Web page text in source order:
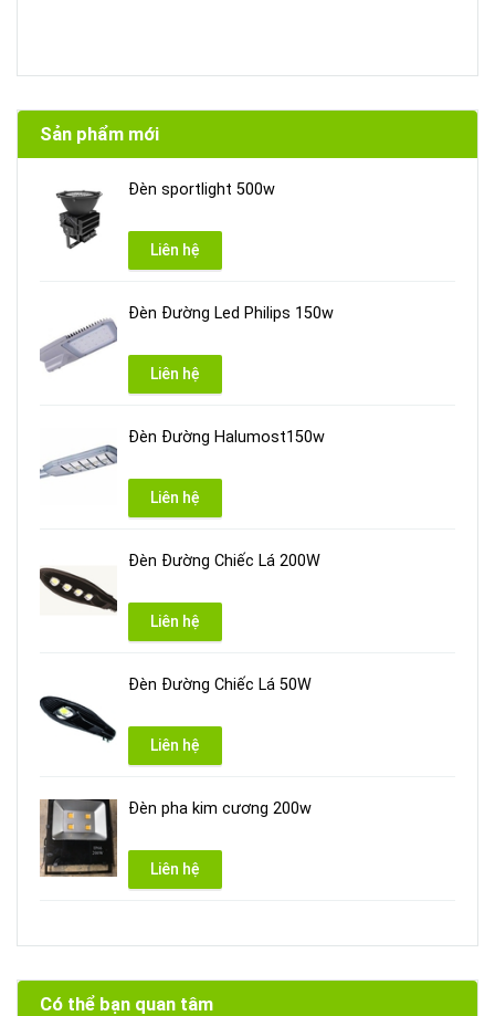
Sản phẩm mới
Đèn sportlight 500w
Liên hệ
Đèn Đường Led Philips 150w
Liên hệ
Đèn Đường Halumost150w
Liên hệ
Đèn Đường Chiếc Lá 200W
Liên hệ
Đèn Đường Chiếc Lá 50W
Liên hệ
Đèn pha kim cương 200w
Liên hệ
Có thể bạn quan tâm